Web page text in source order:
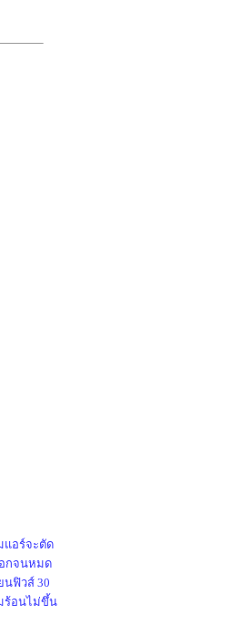
แอร์จะตัด
กจนหมด
นฟิวส์ 30
ร้อนไม่ขึ้น